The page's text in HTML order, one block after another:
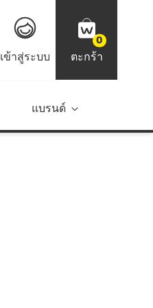
เข้าสู่ระบบ
0
ตะกร้า
ไลฟ์สไตล์ Top Brands
แบรนด์